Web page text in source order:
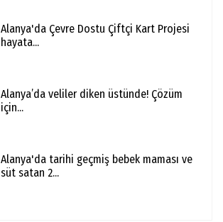
Alanya'da Çevre Dostu Çiftçi Kart Projesi
hayata...
Alanya’da veliler diken üstünde! Çözüm
için...
Alanya'da tarihi geçmiş bebek maması ve
süt satan 2...